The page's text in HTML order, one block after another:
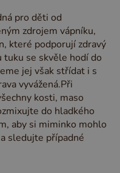
pro děti od
zdrojem vápníku,
které podporují zdravý
tuku se skvěle hodí do
jej však střídat i s
vyvážená.Při
kosti, maso
do hladkého
aby si miminko mohlo
sledujte případné